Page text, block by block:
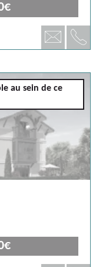
📧 📞
au sein de ce